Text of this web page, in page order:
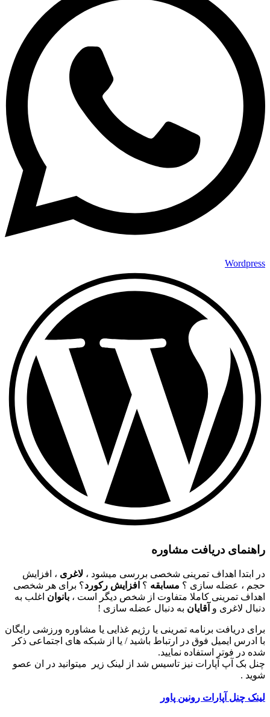
Wordpress
راهنمای دریافت مشاوره
در ابتدا اهداف تمرینی شخصی بررسی میشود ، لاغری ، افزایش
حجم ، عضله سازی ؟ مسابقه ؟ افزایش رکورد؟ برای هر شخصی
اهداف تمرینی کاملا متفاوت از شخص دیگر است ، بانوان اغلب به
دنبال لاغری و آقایان به دنبال عضله سازی !
برای دریافت برنامه تمرینی یا رژیم غذایی یا مشاوره ورزشی رایگان
با ادرس ایمیل فوق در ارتباط باشید / یا از شبکه های اجتماعی ذکر
شده در فوتر استفاده نمایید.
چنل بک آپ آپارات نیز تاسیس شد از لینک زیر میتوانید در ان عصو
شوید .
لینک چنل آپارات رونین پاور